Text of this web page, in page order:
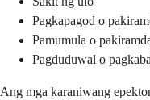
Pagkapagod o
Pamumula o
Pagduduwal o
Ang mga karaniwang